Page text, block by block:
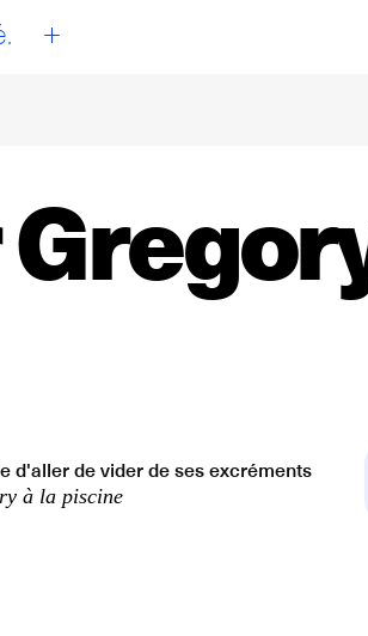
+
d'aller de vider de ses excréments
à la piscine